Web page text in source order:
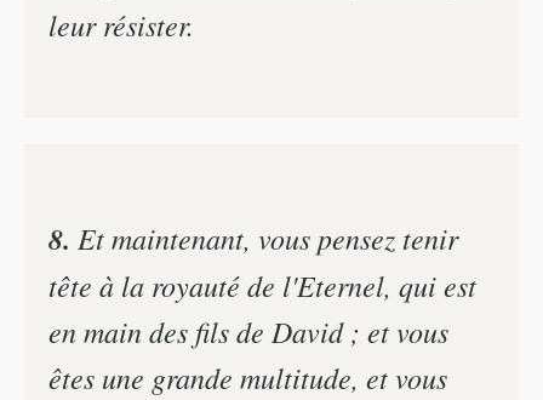
leur résister.
8. Et maintenant, vous pensez tenir
tête à la royauté de l'Eternel, qui est
en main des fils de David ; et vous
êtes une grande multitude, et vous